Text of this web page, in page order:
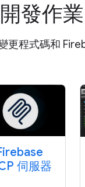
發作業
程式碼和
伺服器